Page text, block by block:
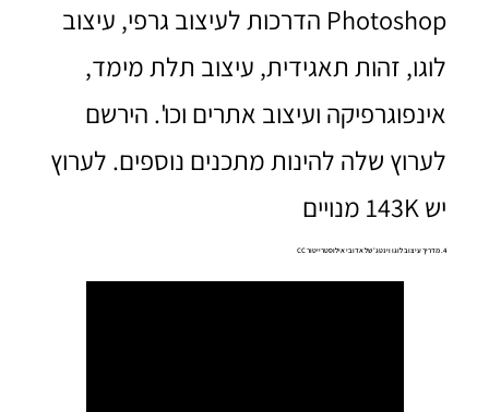
Photoshop הדרכות לעיצוב גרפי, עיצוב
לוגו, זהות תאגידית, עיצוב תלת מימד,
אינפוגרפיקה ועיצוב אתרים וכו'. הירשם
לערוץ שלה להינות מתכנים נוספים. לערוץ
יש ‏‫143K‏‬‏ ‏מנויים‏
4. מדריך עיצוב לוגו וינטג' של אדובי אילוסטרייטור CC